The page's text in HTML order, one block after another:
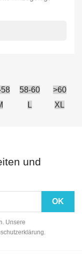
58-60
>60
L XL
und
Unsere